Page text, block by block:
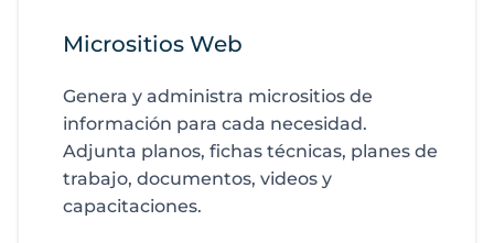
Micrositios Web
Genera y administra micrositios de
información para cada necesidad.
Adjunta planos, fichas técnicas, planes de
trabajo, documentos, videos y
capacitaciones.